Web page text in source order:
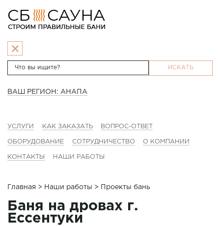
ИСКАТЬ
ВАШ РЕГИОН: АНАПА
УСЛУГИ КАК ЗАКАЗАТЬ ВОПРОС-ОТВЕТ
ОБОРУДОВАНИЕ СОТРУДНИЧЕСТВО О КОМПАНИИ
КОНТАКТЫ НАШИ РАБОТЫ
Главная > Наши работы > Проекты бань
Баня на дровах г.
Ессентуки